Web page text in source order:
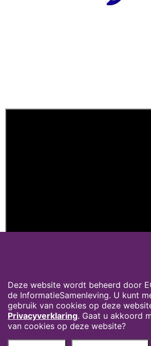
Privacyverklaring Over deze website
Deze website wordt beheerd door
de InformatieSamenleving. U kunt
gebruik van cookies op deze
Privacyverklaring. Gaat u akkoord
van cookies op deze website?